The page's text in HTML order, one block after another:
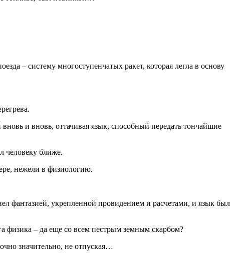
– систему многоступенчатых ракет, которая легла в основу
и вновь, оттачивая язык, способный передать тончайшие
человеку ближе.
нежели в физиологию.
фантазией, укрепленной провидением и расчетами, и язык был
физика – да еще со всем пестрым земным скарбом?
значительно, не отпуская…